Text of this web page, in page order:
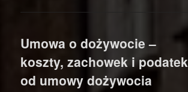
Umowa o dożywocie –
koszty, zachowek i podatek
od umowy dożywocia